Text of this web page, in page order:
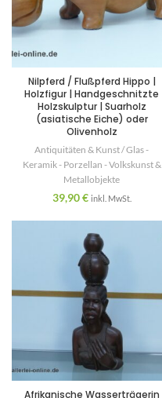
Nilpferd / Flußpferd Hippo |
Holzfigur | Handgeschnitzte
Holzskulptur | Suarholz
(asiatische Eiche) oder
Olivenholz
Antiquitäten & Kunst / Glas -
Keramik - Porzellan - Volkskunst &
Metallobjekte
39,90€ inkl. MwSt.
Afrikanische Wasserträgerin